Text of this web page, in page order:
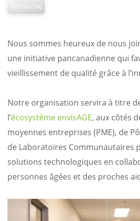
Recherche
Nous sommes heureux de nous
une initiative pancanadienne qui
vieillissement de qualité grâce à
Notre organisation servira à titre
l’écosystème envisAGE, aux côtés
moyennes entreprises (PME), de
de Laboratoires Communautaires
solutions technologiques en
personnes âgées et des proches